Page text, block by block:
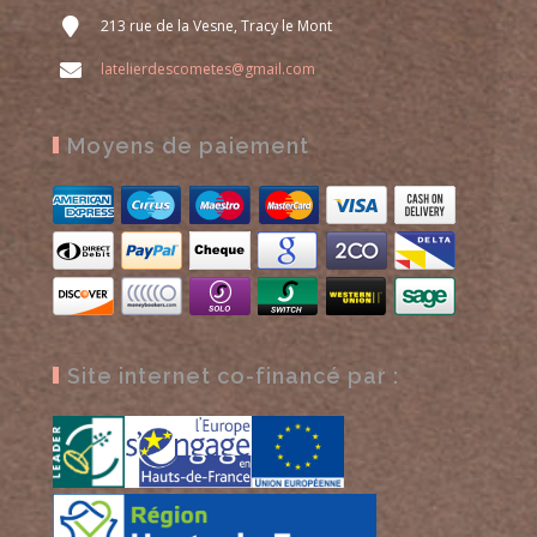
213 rue de la Vesne, Tracy le Mont
latelierdescometes@gmail.com
Moyens de paiement
Site internet co-financé par :